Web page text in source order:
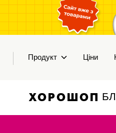
Продукт Ціни